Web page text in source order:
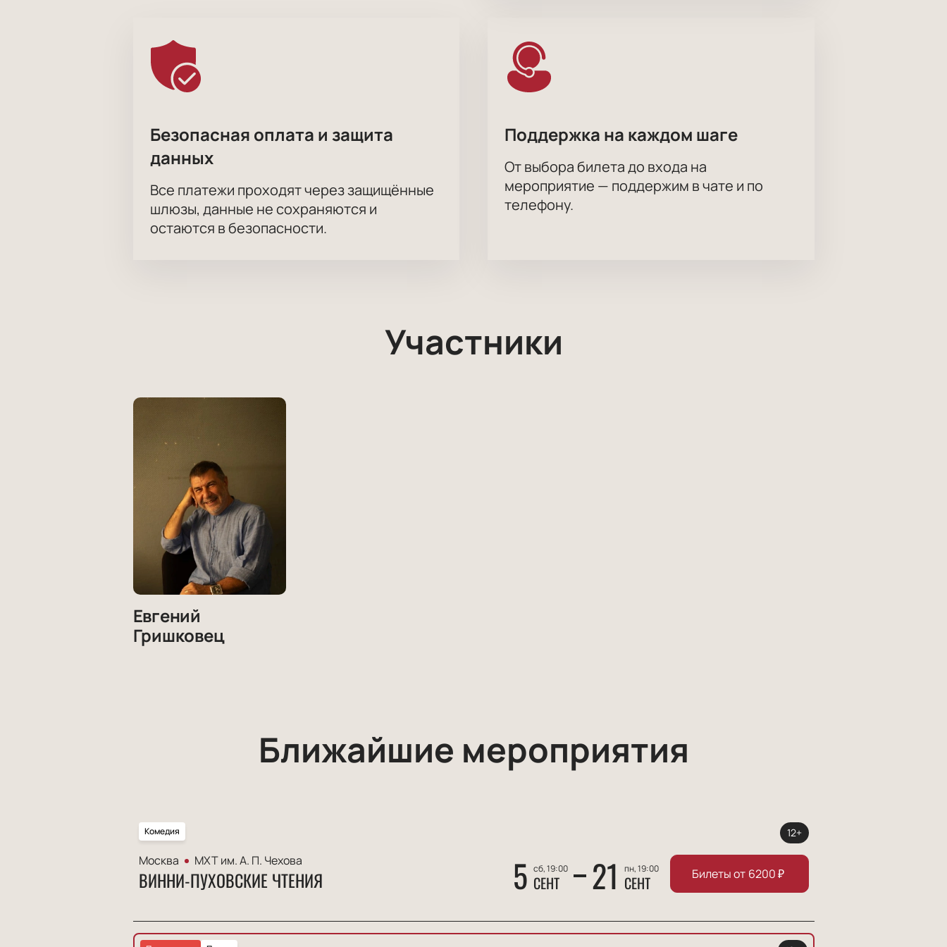
Безопасная оплата и защита
данных
Все платежи проходят через защищённые
шлюзы, данные не сохраняются и
остаются в безопасности.
Поддержка на каждом шаге
От выбора билета до входа на
мероприятие — поддержим в чате и по
телефону.
Участники
Евгений
Гришковец
Ближайшие мероприятия
Комедия
Москва МХТ им. А. П. Чехова
ВИННИ-ПУХОВСКИЕ ЧТЕНИЯ 5 сб, 19:00
СЕНТ 21 пн, 19:00
СЕНТ
12+
Билеты от 6200₽